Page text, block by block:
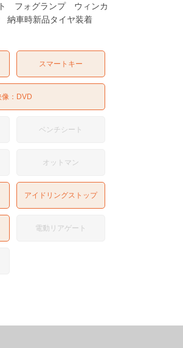
フォグランプ ウィンカ
車時新品タイヤ装着
スマートキー
： DVD
ベンチシート
オットマン
アイドリングストップ
電動リアゲート